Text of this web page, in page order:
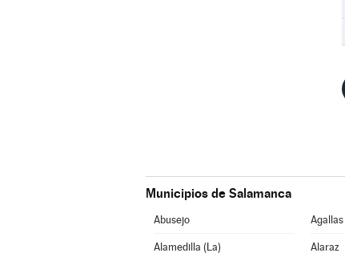
Municipios de Salamanca
Abusejo Agallas
Alamedilla (La) Alaraz